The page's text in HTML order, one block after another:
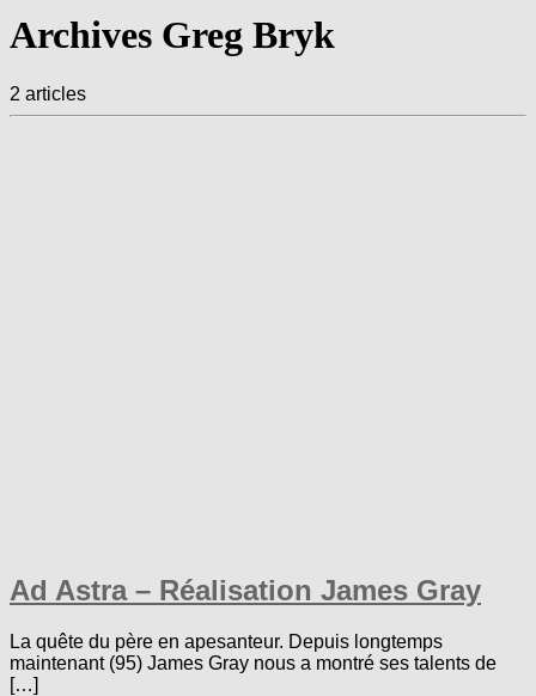
Archives Greg Bryk
2 articles
Ad Astra – Réalisation James Gray
La quête du père en apesanteur. Depuis longtemps
maintenant (95) James Gray nous a montré ses talents de
[…]